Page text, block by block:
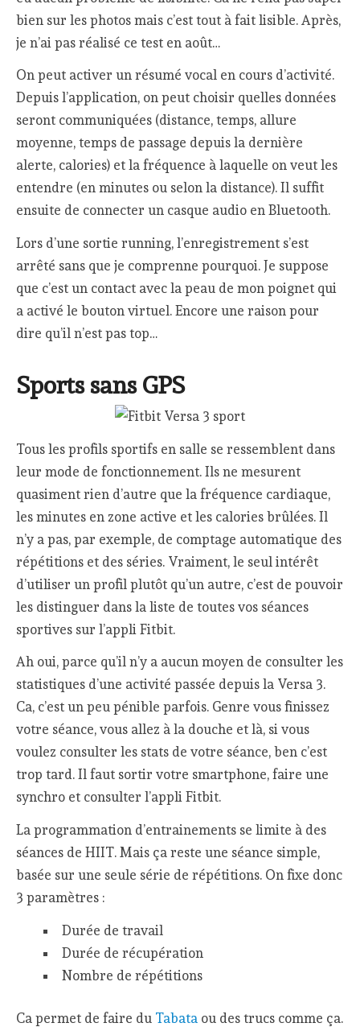
bien sur les photos mais c’est tout à fait lisible. Après,
je n’ai pas réalisé ce test en août…
On peut activer un résumé vocal en cours d’activité.
Depuis l’application, on peut choisir quelles données
seront communiquées (distance, temps, allure
moyenne, temps de passage depuis la dernière
alerte, calories) et la fréquence à laquelle on veut les
entendre (en minutes ou selon la distance). Il suffit
ensuite de connecter un casque audio en Bluetooth.
Lors d’une sortie running, l’enregistrement s’est
arrêté sans que je comprenne pourquoi. Je suppose
que c’est un contact avec la peau de mon poignet qui
a activé le bouton virtuel. Encore une raison pour
dire qu’il n’est pas top…
Sports sans GPS
Tous les profils sportifs en salle se ressemblent dans
leur mode de fonctionnement. Ils ne mesurent
quasiment rien d’autre que la fréquence cardiaque,
les minutes en zone active et les calories brûlées. Il
n’y a pas, par exemple, de comptage automatique des
répétitions et des séries. Vraiment, le seul intérêt
d’utiliser un profil plutôt qu’un autre, c’est de pouvoir
les distinguer dans la liste de toutes vos séances
sportives sur l’appli Fitbit.
Ah oui, parce qu’il n’y a aucun moyen de consulter les
statistiques d’une activité passée depuis la Versa 3.
Ca, c’est un peu pénible parfois. Genre vous finissez
votre séance, vous allez à la douche et là, si vous
voulez consulter les stats de votre séance, ben c’est
trop tard. Il faut sortir votre smartphone, faire une
synchro et consulter l’appli Fitbit.
La programmation d’entrainements se limite à des
séances de HIIT. Mais ça reste une séance simple,
basée sur une seule série de répétitions. On fixe donc
3 paramètres :
Durée de travail
Durée de récupération
Nombre de répétitions
Ca permet de faire du Tabata ou des trucs comme ça.